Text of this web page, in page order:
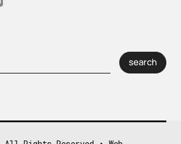
search